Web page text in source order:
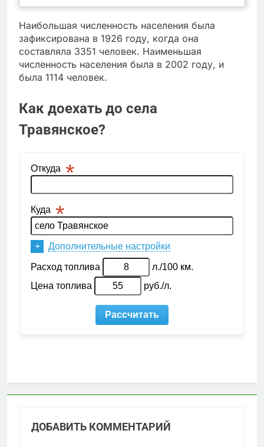
Наибольшая численность населения была
зафиксирована в 1926 году, когда она
составляла 3351 человек. Наименьшая
численность населения была в 2002 году, и
была 1114 человек.
Как доехать до села
Травянское?
ДОБАВИТЬ КОММЕНТАРИЙ